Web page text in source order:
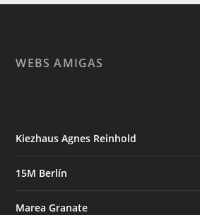
WEBS AMIGAS
Kiezhaus Agnes Reinhold
15M Berlín
Marea Granate